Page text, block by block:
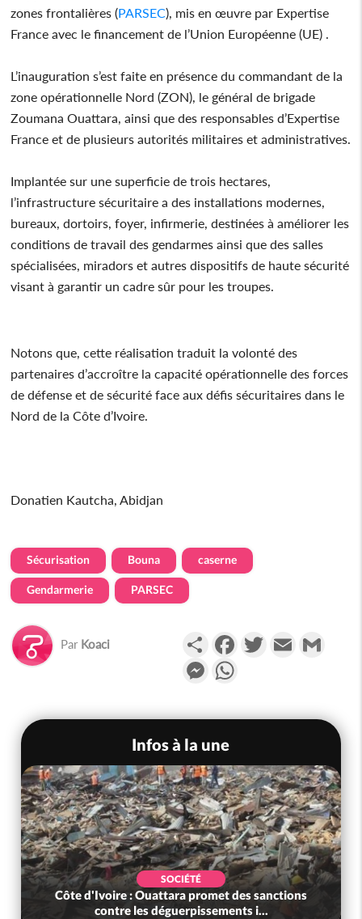
zones frontalières (PARSEC), mis en œuvre par Expertise
France avec le financement de l’Union Européenne (UE) .
L’inauguration s’est faite en présence du commandant de la
zone opérationnelle Nord (ZON), le général de brigade
Zoumana Ouattara, ainsi que des responsables d’Expertise
France et de plusieurs autorités militaires et administratives.
Implantée sur une superficie de trois hectares,
l’infrastructure sécuritaire a des installations modernes,
bureaux, dortoirs, foyer, infirmerie, destinées à améliorer les
conditions de travail des gendarmes ainsi que des salles
spécialisées, miradors et autres dispositifs de haute sécurité
visant à garantir un cadre sûr pour les troupes.
Notons que, cette réalisation traduit la volonté des
partenaires d’accroître la capacité opérationnelle des forces
de défense et de sécurité face aux défis sécuritaires dans le
Nord de la Côte d’Ivoire.
Donatien Kautcha, Abidjan
Sécurisation Bouna caserne
Gendarmerie PARSEC
Par Koaci PartagerFacebookTwitterEmail
Messenger
Infos à la une
SOCIÉTÉ
Côte d'Ivoire : Ouattara promet des sanctions
contre les déguerpissements i...